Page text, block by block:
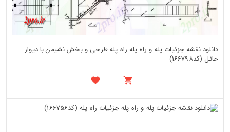
دانلود نقشه جزئیات پله و راه پله راه پله طرحی و بخش نشیمن با دیوار
حائل (کد166798)